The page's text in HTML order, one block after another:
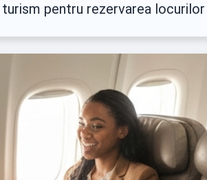
pentru rezervarea